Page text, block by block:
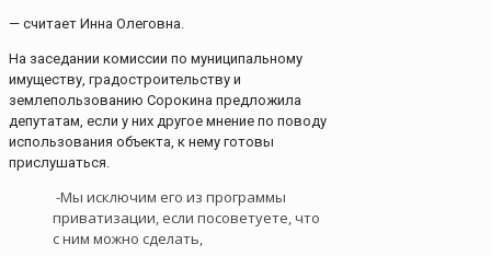
— считает Инна Олеговна.
На заседании комиссии по муниципальному
имуществу, градостроительству и
землепользованию Сорокина предложила
депутатам, если у них другое мнение по поводу
использования объекта, к нему готовы
прислушаться.
-Мы исключим его из программы
приватизации, если посоветуете, что
с ним можно сделать,